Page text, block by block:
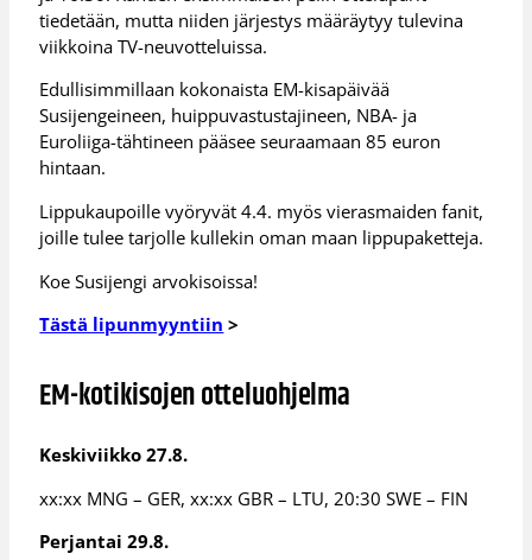
tiedetään, mutta niiden järjestys määräytyy tulevina
viikkoina TV-neuvotteluissa.
Edullisimmillaan kokonaista EM-kisapäivää
Susijengeineen, huippuvastustajineen, NBA- ja
Euroliiga-tähtineen pääsee seuraamaan 85 euron
hintaan.
Lippukaupoille vyöryvät 4.4. myös vierasmaiden fanit,
joille tulee tarjolle kullekin oman maan lippupaketteja.
Koe Susijengi arvokisoissa!
Tästä lipunmyyntiin >
EM-kotikisojen otteluohjelma
Keskiviikko 27.8.
xx:xx MNG – GER, xx:xx GBR – LTU, 20:30 SWE – FIN
Perjantai 29.8.